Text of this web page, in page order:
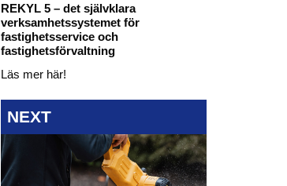
REKYL 5 – det självklara
verksamhetssystemet för
fastighetsservice och
fastighetsförvaltning
Läs mer här!
NEXT